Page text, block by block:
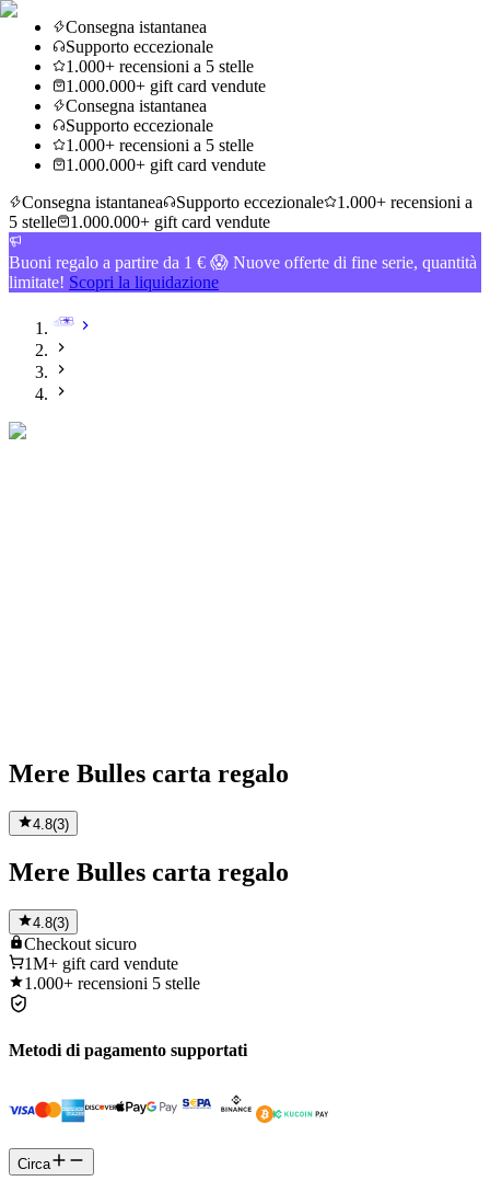
Consegna istantanea
Supporto eccezionale
1.000+ recensioni a 5 stelle
1.000.000+ gift card vendute
Consegna istantanea
Supporto eccezionale
1.000+ recensioni a 5 stelle
1.000.000+ gift card vendute
Consegna istantanea
Supporto eccezionale
1.000+ recensioni a
5 stelle
1.000.000+ gift card vendute
Buoni regalo a partire da 1 € 😱 Nuove offerte di fine serie, quantità
limitate! Scopri la liquidazione
Mere Bulles carta regalo
4.8(3)
Mere Bulles carta regalo
4.8(3)
Checkout sicuro
1M+ gift card vendute
1.000+ recensioni 5 stelle
Metodi di pagamento supportati
Circa